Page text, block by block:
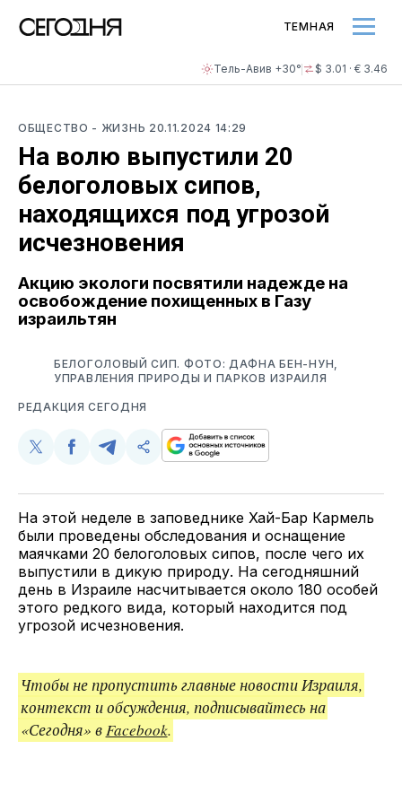
Тель-Авив +30° $ 3.01 · € 3.46
ТЕМНАЯ
ОБЩЕСТВО - ЖИЗНЬ 20.11.2024 14:29
На волю выпустили 20
белоголовых сипов,
находящихся под угрозой
исчезновения
Акцию экологи посвятили надежде на
освобождение похищенных в Газу
израильтян
БЕЛОГОЛОВЫЙ СИП. ФОТО: ДАФНА БЕН-НУН,
УПРАВЛЕНИЯ ПРИРОДЫ И ПАРКОВ ИЗРАИЛЯ
РЕДАКЦИЯ СЕГОДНЯ
Поделиться
Twitter
Поделиться
Facebook
Поделиться
Telegram
Скопируйте
поделитесь
На этой неделе в заповеднике Хай-Бар Кармель
были проведены обследования и оснащение
маячками 20 белоголовых сипов, после чего их
выпустили в дикую природу. На сегодняшний
день в Израиле насчитывается около 180 особей
этого редкого вида, который находится под
угрозой исчезновения.
Чтобы не пропустить главные новости Израиля,
контекст и обсуждения, подписывайтесь на
«Сегодня» вFacebook.